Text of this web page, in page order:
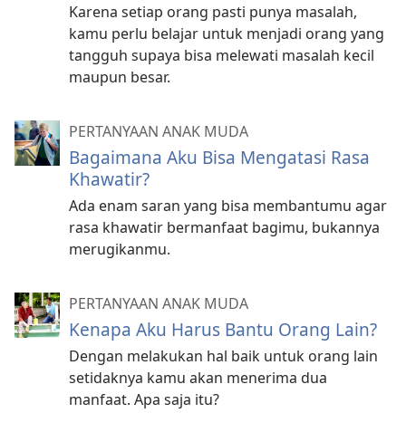
Karena setiap orang pasti punya masalah,
kamu perlu belajar untuk menjadi orang yang
tangguh supaya bisa melewati masalah kecil
maupun besar.
PERTANYAAN ANAK MUDA
Bagaimana Aku Bisa Mengatasi Rasa
Khawatir?
Ada enam saran yang bisa membantumu agar
rasa khawatir bermanfaat bagimu, bukannya
merugikanmu.
PERTANYAAN ANAK MUDA
Kenapa Aku Harus Bantu Orang Lain?
Dengan melakukan hal baik untuk orang lain
setidaknya kamu akan menerima dua
manfaat. Apa saja itu?